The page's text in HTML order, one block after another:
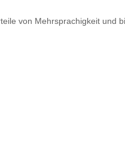
von Mehrsprachigkeit und